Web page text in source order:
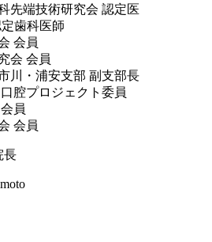
先端技術研究会 認定医
⻭科医師
会員
会 会員
川・浦安⽀部 副⽀部⻑
腔プロジェクト委員
員
会員
長